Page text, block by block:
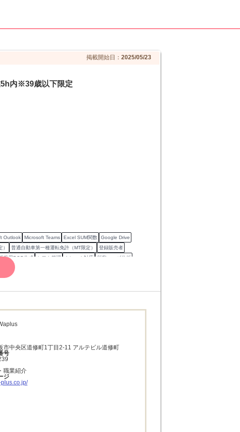
掲載開始日： 2025/05/23
内※39歳以下限定
Outlook Microsoft Teams Excel SUM関数
Google Drive
普通自動車第一種運転免許（MT限定）
登録販売者
促用POP作成 シフト管理 クレーム対応
顧客ニーズ分析
市中央区道修町1丁目2-11 アルテビル道修町
号
職業紹介
ジ
plus.co.jp/